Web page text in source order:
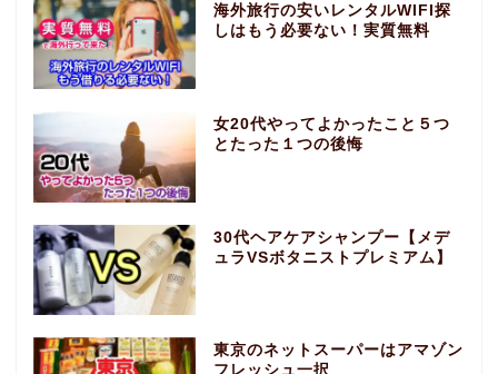
海外旅行の安いレンタルWIFI探
しはもう必要ない！実質無料
女20代やってよかったこと５つ
とたった１つの後悔
30代ヘアケアシャンプー【メデ
ュラVSボタニストプレミアム】
東京のネットスーパーはアマゾン
フレッシュ一択